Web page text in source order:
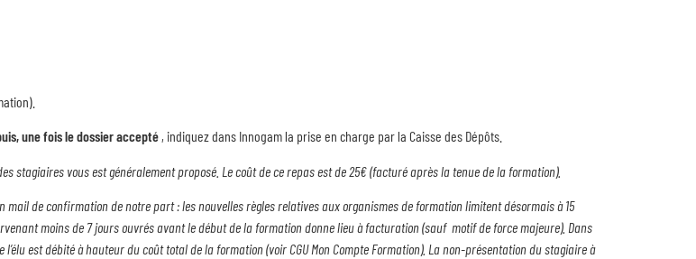
une fois le dossier accepté , indiquez dans Innogam la prise en charge par la Caisse des Dépôts.
stagiaires vous est généralement proposé. Le coût de ce repas est de 25€ (facturé après la tenue de la formation).
mail de confirmation de notre part : les nouvelles règles relatives aux organismes de formation limitent désormais à 15
moins de 7 jours ouvrés avant le début de la formation donne lieu à facturation (sauf motif de force majeure). Dans
est débité à hauteur du coût total de la formation (voir CGU Mon Compte Formation). La non-présentation du stagiaire à